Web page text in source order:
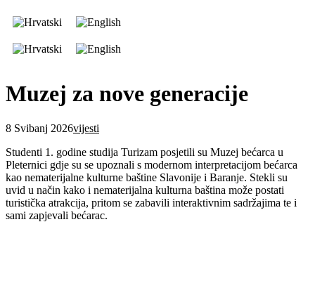
Muzej za nove generacije
8 Svibanj 2026vijesti
Studenti 1. godine studija Turizam posjetili su Muzej bećarca u
Pleternici gdje su se upoznali s modernom interpretacijom bećarca
kao nematerijalne kulturne baštine Slavonije i Baranje. Stekli su
uvid u način kako i nematerijalna kulturna baština može postati
turistička atrakcija, pritom se zabavili interaktivnim sadržajima te i
sami zapjevali bećarac.